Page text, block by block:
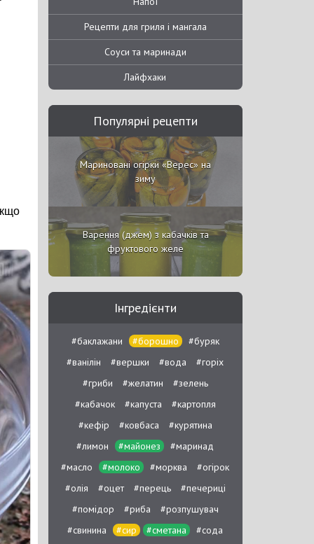
Рецепти для гриля і мангала
Соуси та маринади
Лайфхаки
Популярні рецепти
Мариновані огірки «Верес» на
зиму
Варення (джем) з кабачків та
фруктового желе
Інгредієнти
#баклажани #борошно
#буряк
#ванілін
#вершки #вода
#горіх
#гриби
#желатин
#зелень
#кабачок
#капуста
#картопля
#кефір
#ковбаса
#курятина
#лимон
#майонез
#маринад
#масло
#молоко #морква
#огірок
#олія
#оцет #перець
#печериці
#помідор
#риба
#розпушувач
#свинина
#сир #сметана
#сода